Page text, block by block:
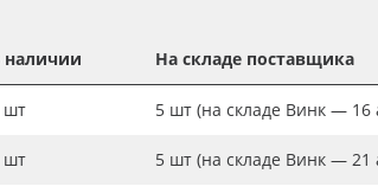
наличии На складе поставщика
шт 5 шт (на складе Винк — 16
шт 5 шт (на складе Винк — 21